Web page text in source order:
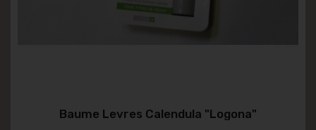
Baume Levres Calendula "logona"